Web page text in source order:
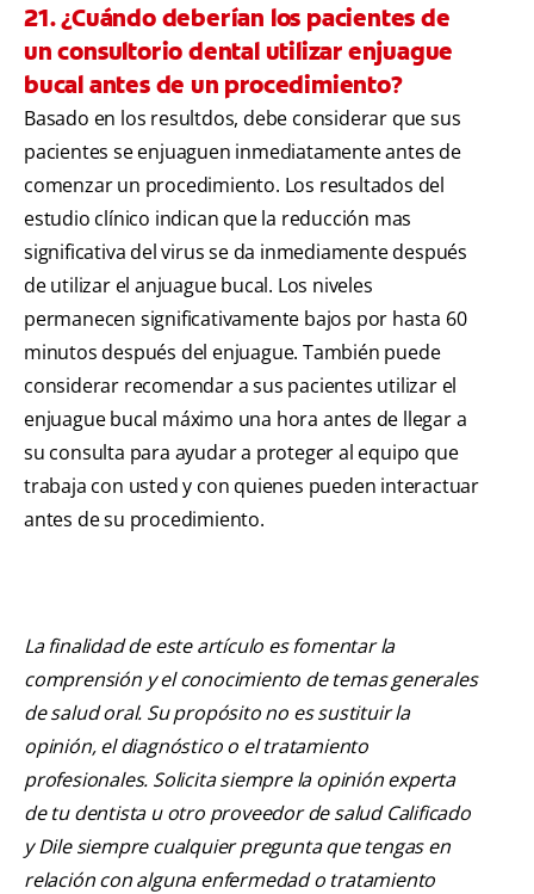
21. ¿Cuándo deberían los pacientes de
un consultorio dental utilizar enjuague
bucal antes de un procedimiento?
Basado en los resultdos, debe considerar que sus
pacientes se enjuaguen inmediatamente antes de
comenzar un procedimiento. Los resultados del
estudio clínico indican que la reducción mas
significativa del virus se da inmediamente después
de utilizar el anjuague bucal. Los niveles
permanecen significativamente bajos por hasta 60
minutos después del enjuague. También puede
considerar recomendar a sus pacientes utilizar el
enjuague bucal máximo una hora antes de llegar a
su consulta para ayudar a proteger al equipo que
trabaja con usted y con quienes pueden interactuar
antes de su procedimiento.
La finalidad de este artículo es fomentar la
comprensión y el conocimiento de temas generales
de salud oral. Su propósito no es sustituir la
opinión, el diagnóstico o el tratamiento
profesionales. Solicita siempre la opinión experta
de tu dentista u otro proveedor de salud Calificado
y Dile siempre cualquier pregunta que tengas en
relación con alguna enfermedad o tratamiento